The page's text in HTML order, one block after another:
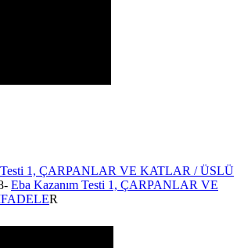
Testi 1, ÇARPANLAR VE KATLAR / ÜSLÜ
Eba Kazanım Testi 1, ÇARPANLAR VE
R